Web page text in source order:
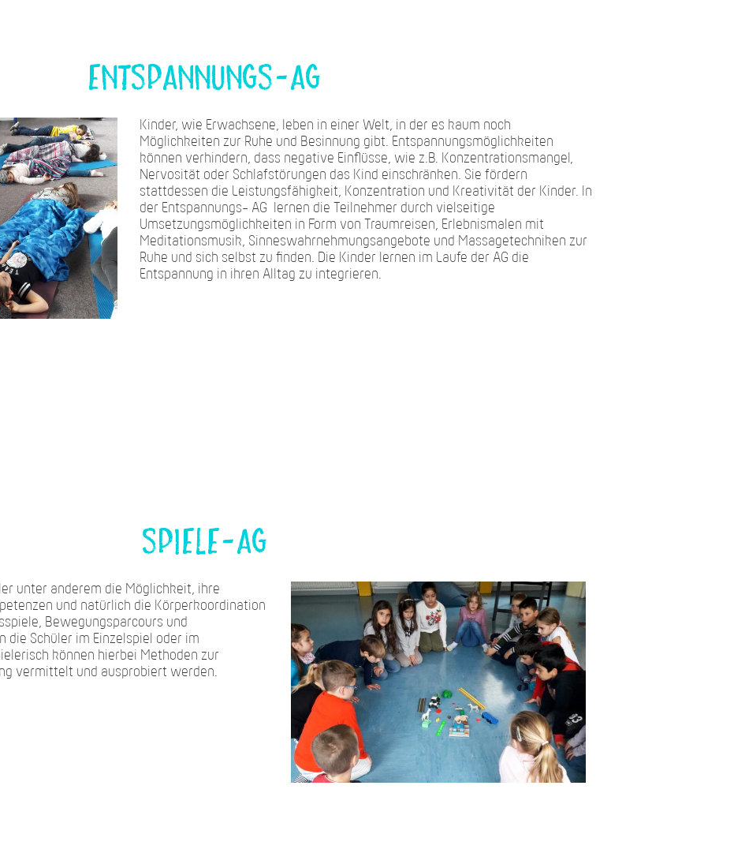
Entspannungs-AG
Kinder, wie Erwachsene, leben in einer Welt, in der es kaum noch
Möglichkeiten zur Ruhe und Besinnung gibt. Entspannungsmöglichkeiten
können verhindern, dass negative Einflüsse, wie z.B. Konzentrationsmangel,
Nervosität oder Schlafstörungen das Kind einschränken. Sie fördern
stattdessen die Leistungsfähigkeit, Konzentration und Kreativität der Kinder. In
der Entspannungs- AG lernen die Teilnehmer durch vielseitige
Umsetzungsmöglichkeiten in Form von Traumreisen, Erlebnismalen mit
Meditationsmusik, Sinneswahrnehmungsangebote und Massagetechniken zur
Ruhe und sich selbst zu finden. Die Kinder lernen im Laufe der AG die
Entspannung in ihren Alltag zu integrieren.
Spiele-AG
unter anderem die Möglichkeit, ihre
und natürlich die Körperkoordination
Bewegungsparcours und
Schüler im Einzelspiel oder im
können hierbei Methoden zur
vermittelt und ausprobiert werden.